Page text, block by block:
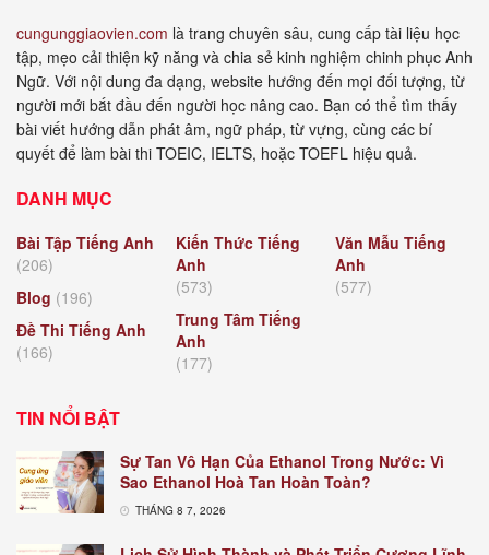
cungunggiaovien.com là trang chuyên sâu, cung cấp tài liệu học
tập, mẹo cải thiện kỹ năng và chia sẻ kinh nghiệm chinh phục Anh
Ngữ. Với nội dung đa dạng, website hướng đến mọi đối tượng, từ
người mới bắt đầu đến người học nâng cao. Bạn có thể tìm thấy
bài viết hướng dẫn phát âm, ngữ pháp, từ vựng, cùng các bí
quyết để làm bài thi TOEIC, IELTS, hoặc TOEFL hiệu quả.
DANH MỤC
Bài Tập Tiếng Anh
(206)
Blog (196)
Đề Thi Tiếng Anh
(166)
Kiến Thức Tiếng
Anh
(573)
Trung Tâm Tiếng
Anh
(177)
Văn Mẫu Tiếng
Anh
(577)
TIN NỔI BẬT
Sự Tan Vô Hạn Của Ethanol Trong Nước: Vì
Sao Ethanol Hoà Tan Hoàn Toàn?
THÁNG 8 7, 2026